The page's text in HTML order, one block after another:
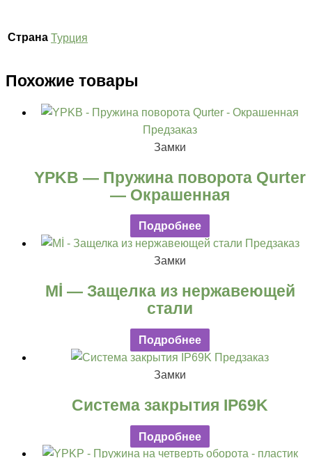
Страна Турция
Похожие товары
Предзаказ
Замки
YPKB — Пружина поворота Qurter
— Окрашенная
Подробнее
Предзаказ
Замки
Mİ — Защелка из нержавеющей
стали
Подробнее
Предзаказ
Замки
Система закрытия IP69K
Подробнее